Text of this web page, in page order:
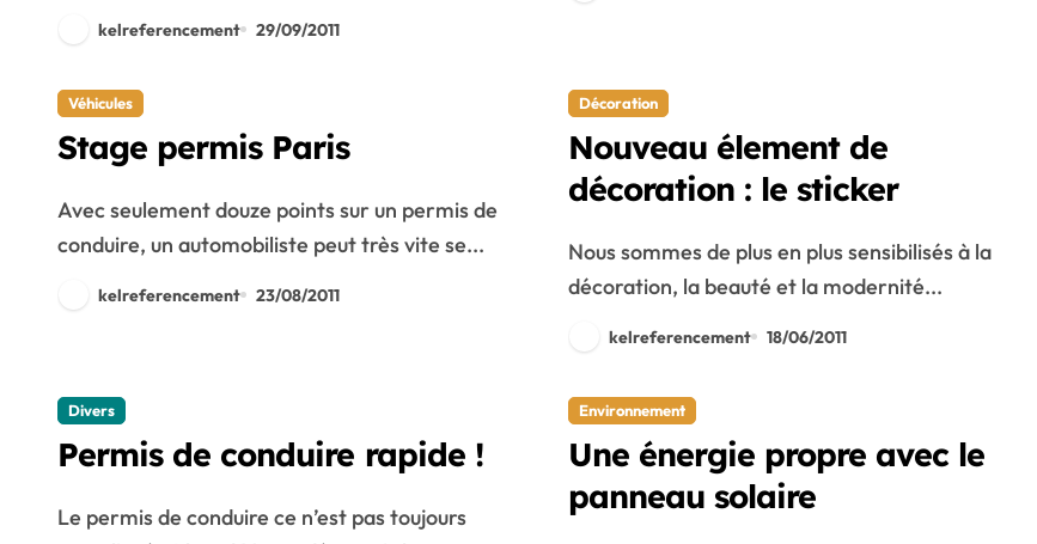
kelreferencement 29/09/2011
Véhicules
Stage permis Paris
Avec seulement douze points sur un permis de
conduire, un automobiliste peut très vite se...
kelreferencement 23/08/2011
Décoration
Nouveau élement de
décoration : le sticker
Nous sommes de plus en plus sensibilisés à la
décoration, la beauté et la modernité...
kelreferencement 18/06/2011
Divers
Permis de conduire rapide !
Le permis de conduire ce n’est pas toujours
Environnement
Une énergie propre avec le
panneau solaire